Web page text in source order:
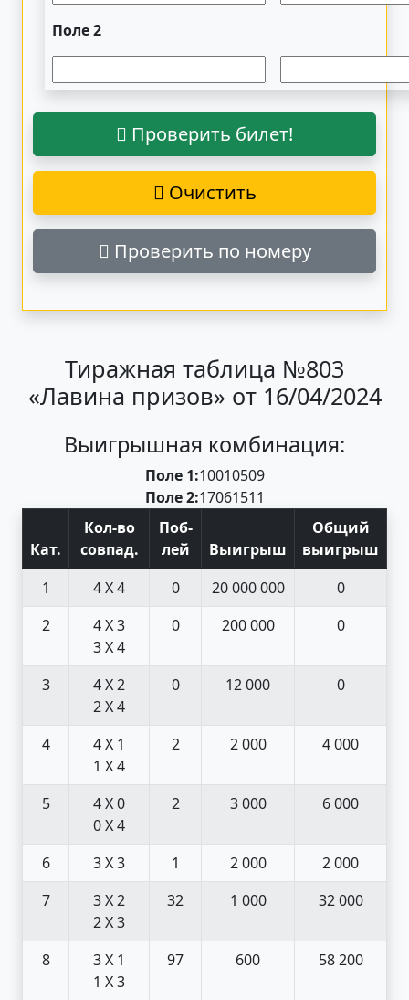
Поле 2
Проверить билет!
Очистить
Проверить по номеру
Тиражная таблица №803
«Лавина призов» от 16/04/2024
Выигрышная комбинация:
Поле 1:10010509
Поле 2:17061511
Кат.
Кол-во
совпад.
Поб-
лей
Выигрыш
Общий
выигрыш
1
4 X 4 0 20 000 000
0
2
4 X 3
3 X 4
0 200 000 0
3
4 X 2
2 X 4
0 12 000 0
4
4 X 1
1 X 4
2 2 000 4 000
5
4 X 0
0 X 4
2 3 000 6 000
6 3 X 3 1 2 000
2 000
7
3 X 2
2 X 3
32 1 000 32 000
8
3 X 1
1 X 3
97 600 58 200